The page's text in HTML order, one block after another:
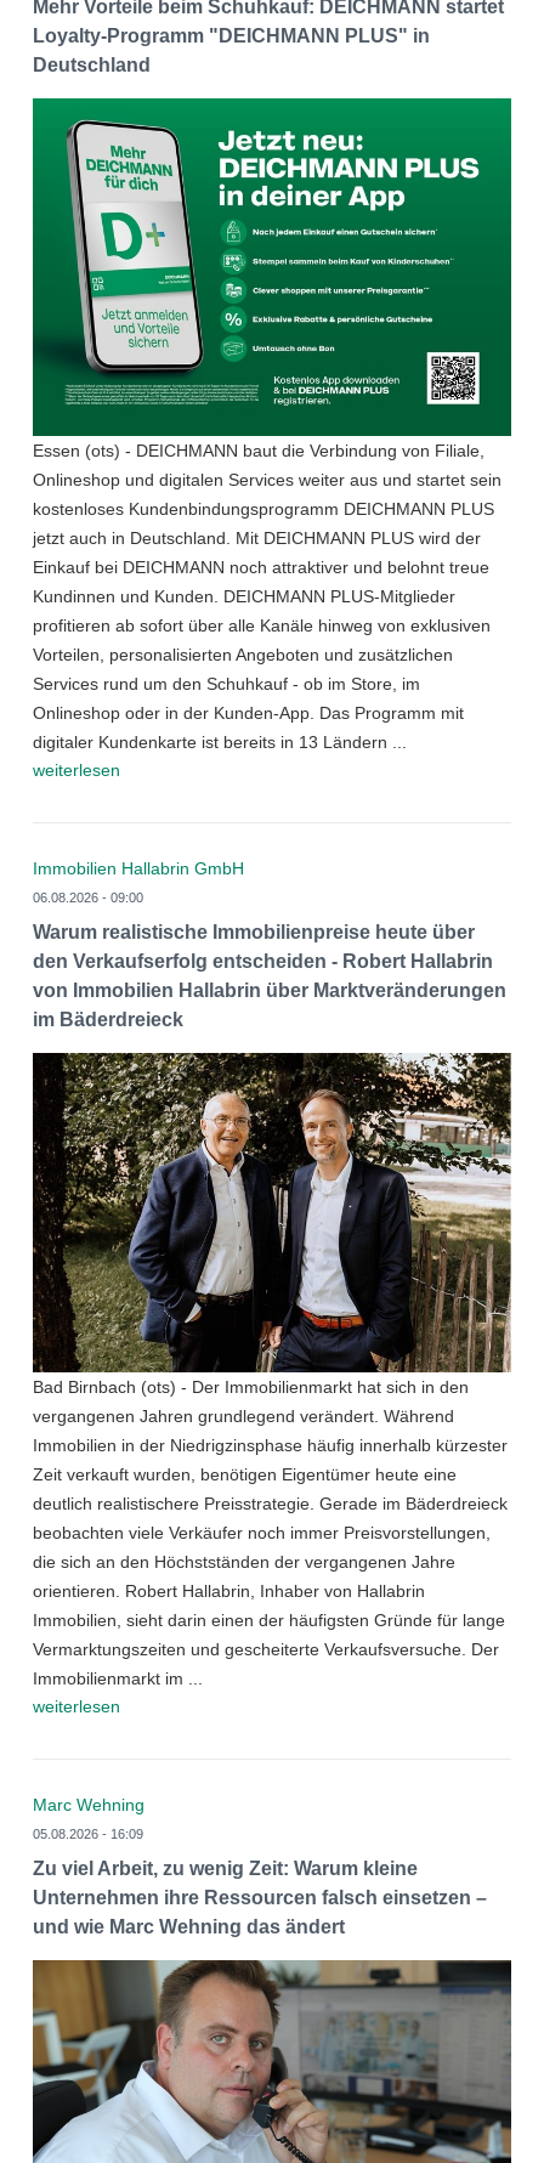
Mehr Vorteile beim Schuhkauf: DEICHMANN startet
Loyalty-Programm "DEICHMANN PLUS" in
Deutschland
Essen (ots) - DEICHMANN baut die Verbindung von Filiale,
Onlineshop und digitalen Services weiter aus und startet sein
kostenloses Kundenbindungsprogramm DEICHMANN PLUS
jetzt auch in Deutschland. Mit DEICHMANN PLUS wird der
Einkauf bei DEICHMANN noch attraktiver und belohnt treue
Kundinnen und Kunden. DEICHMANN PLUS-Mitglieder
profitieren ab sofort über alle Kanäle hinweg von exklusiven
Vorteilen, personalisierten Angeboten und zusätzlichen
Services rund um den Schuhkauf - ob im Store, im
Onlineshop oder in der Kunden-App. Das Programm mit
digitaler Kundenkarte ist bereits in 13 Ländern ...
weiterlesen
Immobilien Hallabrin GmbH
06.08.2026 - 09:00
Warum realistische Immobilienpreise heute über
den Verkaufserfolg entscheiden - Robert Hallabrin
von Immobilien Hallabrin über Marktveränderungen
im Bäderdreieck
Bad Birnbach (ots) - Der Immobilienmarkt hat sich in den
vergangenen Jahren grundlegend verändert. Während
Immobilien in der Niedrigzinsphase häufig innerhalb kürzester
Zeit verkauft wurden, benötigen Eigentümer heute eine
deutlich realistischere Preisstrategie. Gerade im Bäderdreieck
beobachten viele Verkäufer noch immer Preisvorstellungen,
die sich an den Höchstständen der vergangenen Jahre
orientieren. Robert Hallabrin, Inhaber von Hallabrin
Immobilien, sieht darin einen der häufigsten Gründe für lange
Vermarktungszeiten und gescheiterte Verkaufsversuche. Der
Immobilienmarkt im ...
weiterlesen
Marc Wehning
05.08.2026 - 16:09
Zu viel Arbeit, zu wenig Zeit: Warum kleine
Unternehmen ihre Ressourcen falsch einsetzen –
und wie Marc Wehning das ändert